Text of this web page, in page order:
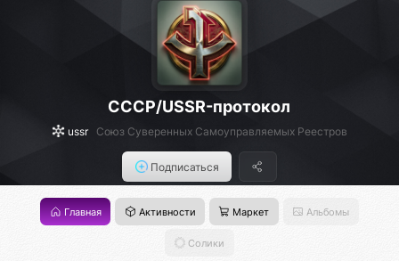
СССР/USSR-протокол
ussr Союз Суверенных Самоуправляемых Реестров
Подписаться
Главная Активности Маркет Альбомы
Солики